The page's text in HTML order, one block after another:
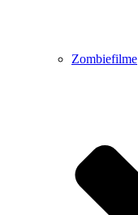
Zombiefilme